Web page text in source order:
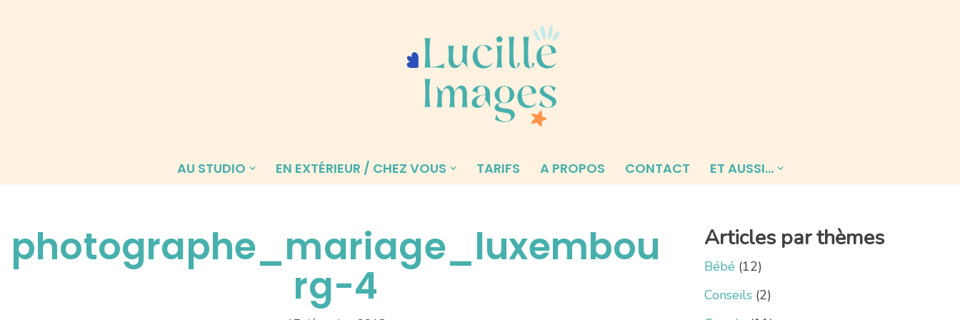
AU STUDIO EN EXTÉRIEUR / CHEZ VOUS TARIFS A PROPOS CONTACT ET AUSSI…
photographe_mariage_luxembou
rg-4
Articles par thèmes
Bébé (12)
Conseils(2)